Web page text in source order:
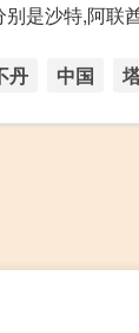
是沙特,阿联酋
丹 中国